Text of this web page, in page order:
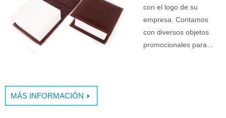
con el logo de su
empresa. Contamos
con diversos objetos
promocionales para…
MÁS INFORMACIÓN